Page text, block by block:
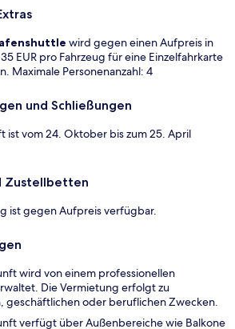
wird gegen einen Aufpreis in
EUR pro Fahrzeug für eine Einzelfahrkarte
Maximale Personenanzahl: 4
und Schließungen
ist vom 24. Oktober bis zum 25. April
Zustellbetten
ist gegen Aufpreis verfügbar.
wird von einem professionellen
Die Vermietung erfolgt zu
geschäftlichen oder beruflichen Zwecken.
verfügt über Außenbereiche wie Balkone